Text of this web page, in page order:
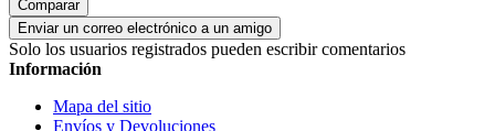
Comparar
Enviar un correo electrónico a un amigo
Solo los usuarios registrados pueden escribir comentarios
Información
Mapa del sitio
Envíos y Devoluciones